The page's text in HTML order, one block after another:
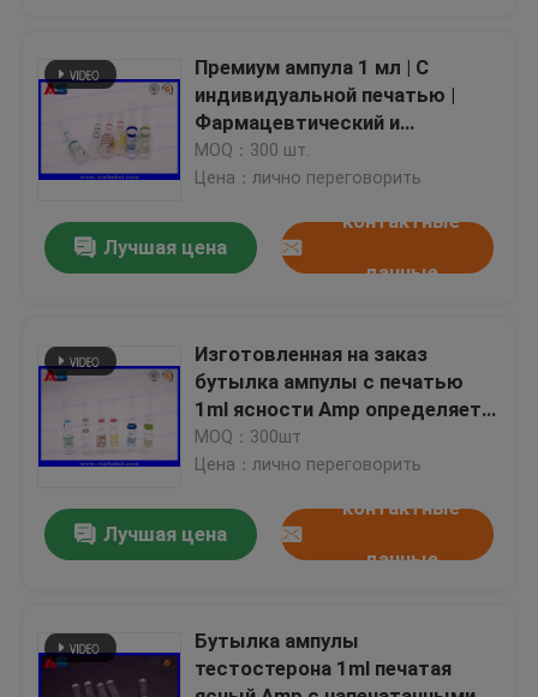
Продукты
О нас
Путешествие фабрики
Свяжитесь мы
Спросите цитату
ярлыки пробирки 10mL
Небольшие ярлыки бутылки
Премиум ампула 1 мл | С
индивидуальной печатью |
Фармацевтический и
косметический класс |
Напрямую с завода | Оптовый
MOQ：300 шт.
Цена：лично переговорить
Лучшая цена
контактные
данные
Изготовленная на заказ
бутылка ампулы с печатью
1ml ясности Amp определяет
размер 10.75mm и 60mm
высокорослые
MOQ：300шт
Цена：лично переговорить
Лучшая цена
контактные
данные
Бутылка ампулы
тестостерона 1ml печатая